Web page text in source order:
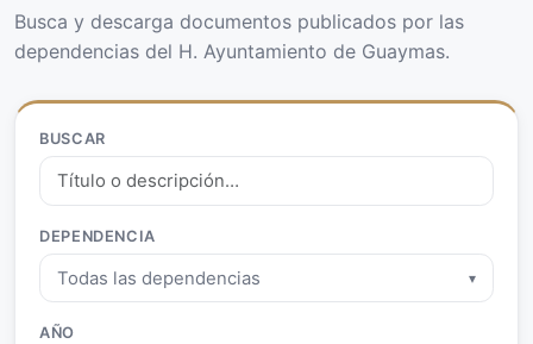
Busca y descarga documentos publicados por las
dependencias del H. Ayuntamiento de Guaymas.
BUSCAR
DEPENDENCIA
Todas las dependencias ▾
AÑO